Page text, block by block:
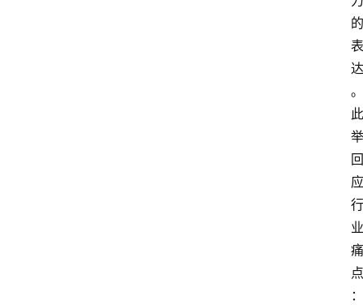
的
表
达
。
此
举
回
应
行
业
痛
点
：